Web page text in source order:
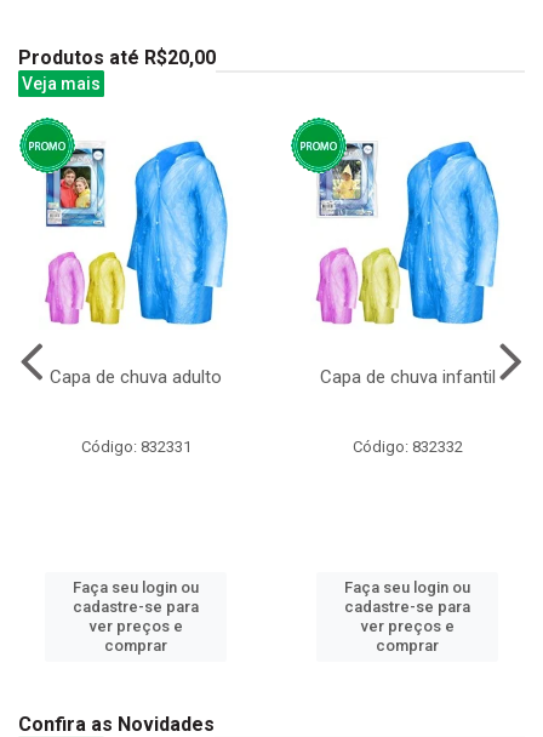
Produtos até R$20,00
Veja mais
Capa de chuva adulto
Código: 832331
Faça seu login ou
cadastre-se para
ver preços e
comprar
Capa de chuva infantil
Código: 832332
Faça seu login ou
cadastre-se para
ver preços e
comprar
Confira as Novidades